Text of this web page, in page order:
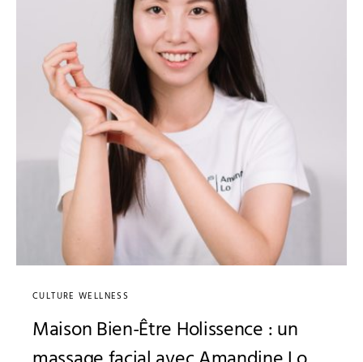
CULTURE WELLNESS
Maison Bien-Être Holissence : un